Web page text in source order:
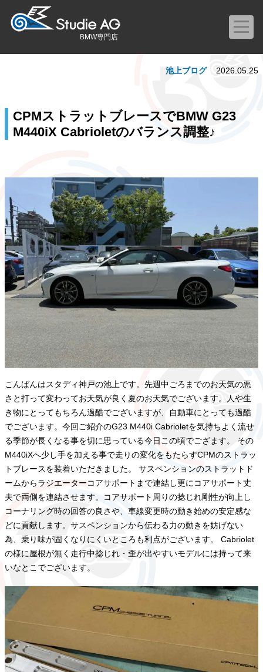
BMW専門店
CPMストラットブレースでBMW G23
M440iX Cabrioletのバランス調整♪
池上ブログ 2026.05.25
こんばんはスタディ神戸の池上です。先週中ごろまでのお天気の悪
さと打って変わってお天気が良く夏のお天気でございます。人や生
き物にとってもちろん過酷でございますが、自動車にとっても過酷
でございます。今回ご紹介のG23 M440i Cabrioletを気持ちよく流せ
る季節が長くなる事を切に思っている今日この頃でござます。 その
M440iXへ少し手を加える事で走りの変化をもたらすCPMのストラッ
トブレースを装着いただきました。 サスペンションのストラットド
ームからラジエーターコアサポートまで連結し更にコアサポート丈
夫で両側を連結させます。コアサポート周りの捻じれ剛性が向上し
コーナリング時の回答の良さや、車線変更時の動き始めの安定感な
どに貢献します。サスペンションから伝わる力の動きを妨げない
為、乗り味が固くなりにくいところも利点がございます。 Cabriolet
の様に屋根が無く走行中捻じれ・歪が出やすいモデルには持って来
いなとこでございます。